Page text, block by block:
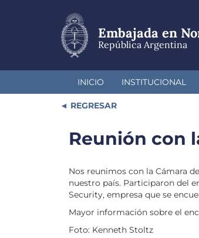
Embajada en
República Argentina
INICIO INSTITUCIONAL
REGRESAR
Reunión con
Nos reunimos con la Cámara
nuestro país. Participaron del
Security, empresa que se
Mayor información sobre el
Foto: Kenneth Stoltz